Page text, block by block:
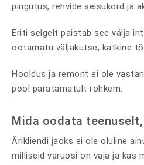
pingutus, rehvide seisukord ja
Eriti selgelt paistab see välja
ootamatu väljakutse, katkine
Hooldus ja remont ei ole
pool paratamatult rohkem.
Mida oodata
Ärikliendi jaoks ei ole oluline
milliseid varuosi on vaja ja kas